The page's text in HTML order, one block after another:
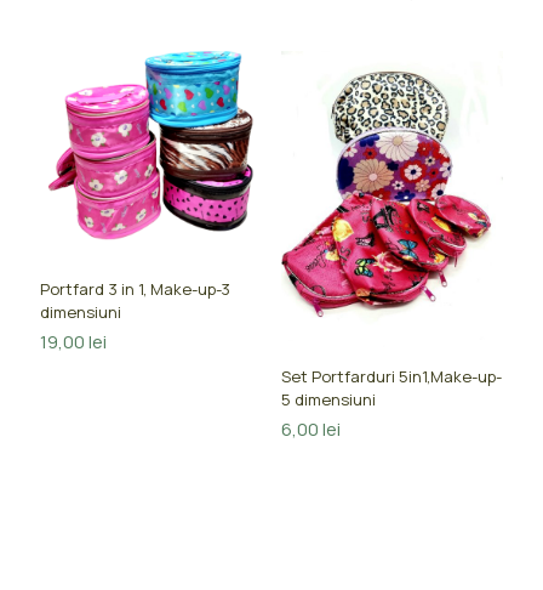
Portfard 3 in 1, Make-up-3
dimensiuni
19,00lei
Set Portfarduri 5in1,Make-up-
5 dimensiuni
6,00lei